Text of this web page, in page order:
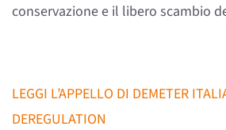
conservazione e il libero scambio
LEGGI L’APPELLO DI DEMETER
DEREGULATION